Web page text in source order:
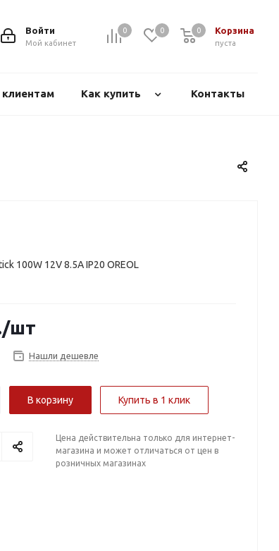
0 0 Корзина
пуста
0
Войти
Мой кабинет
Как купить Контакты
100W 12V 8.5A IP20 OREOL
/шт
Нашли дешевле
В корзину Купить в 1 клик
Цена действительна только для интернет-
магазина и может отличаться от цен в
розничных магазинах